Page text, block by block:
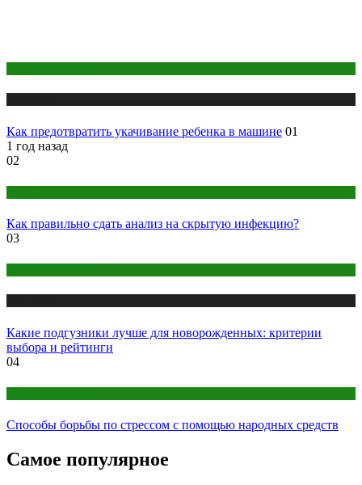
Как предотвратить укачивание ребенка в машине 01
1 год назад
02
Как правильно сдать анализ на скрытую инфекцию?
03
Какие подгузники лучше для новорожденных: критерии
выбора и рейтинги
04
Способы борьбы по стрессом с помощью народных средств
Самое популярное